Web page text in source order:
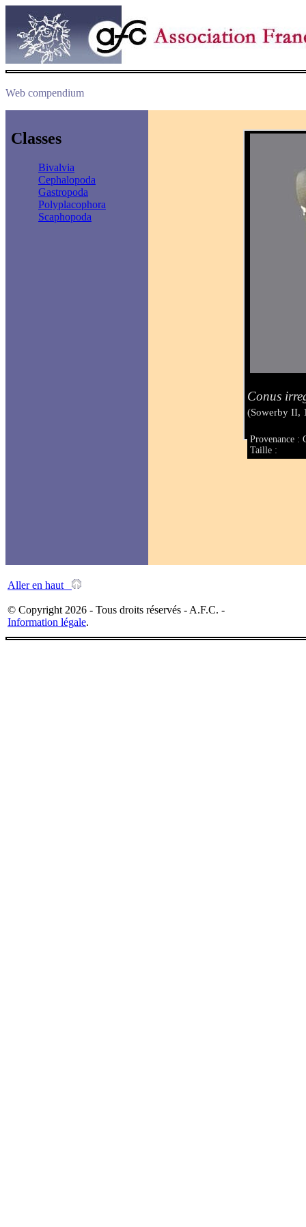
Web compendium
Classes
Bivalvia
Cephalopoda
Gastropoda
Polyplacophora
Scaphopoda
Conus
(Sowerby II,
Provenance :
Taille :
Aller en haut
© Copyright 2026 - Tous droits réservés - A.F.C. -
Information légale.